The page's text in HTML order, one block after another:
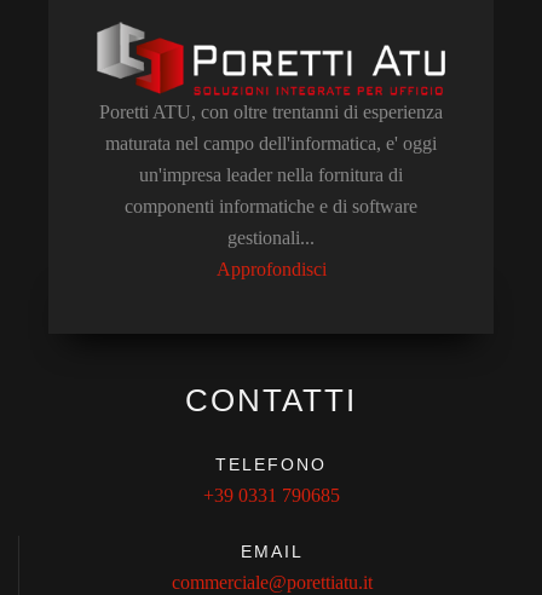
Poretti ATU, con oltre trentanni di esperienza
maturata nel campo dell'informatica, e' oggi
un'impresa leader nella fornitura di
componenti informatiche e di software
gestionali...
Approfondisci
CONTATTI
TELEFONO
+39 0331 790685
EMAIL
commerciale@porettiatu.it